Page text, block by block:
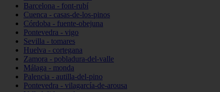
Barcelona - font-rubí
Cuenca - casas-de-los-pinos
Córdoba - fuente-obejuna
Pontevedra - vigo
Sevilla - tomares
Huelva - cortegana
Zamora - pobladura-del-valle
Málaga - monda
Palencia - autilla-del-pino
Pontevedra - vilagarcía-de-arousa